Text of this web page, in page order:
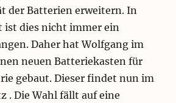
der Batterien erweitern. In
ist dies nicht immer ein
Daher hat Wolfgang im
neuen Batteriekasten für
gebaut. Dieser findet nun im
. Die Wahl fällt auf eine